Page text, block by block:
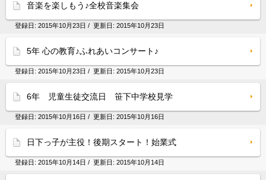
音楽を楽しもう♪全校音楽集会
登録日: 2015年10月23日 / 更新日: 2015年10月23日
5年 心の教育♪ふれあいコンサート♪
登録日: 2015年10月23日 / 更新日: 2015年10月23日
6年 児童生徒交流日 笹下中学校見学
登録日: 2015年10月16日 / 更新日: 2015年10月16日
日下っ子が主役！後期スタート！始業式
登録日: 2015年10月14日 / 更新日: 2015年10月14日